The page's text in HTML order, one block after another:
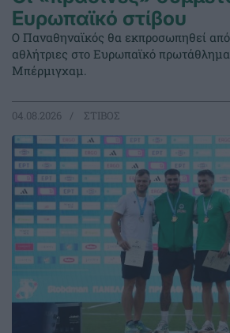
Ευρωπαϊκό στίβου
Ο Παναθηναϊκός θα εκπροσωπηθεί
αθλήτριες στο Ευρωπαϊκό
Μπέρμιγχαμ.
04.08.2026 ΣΤΙΒΟΣ